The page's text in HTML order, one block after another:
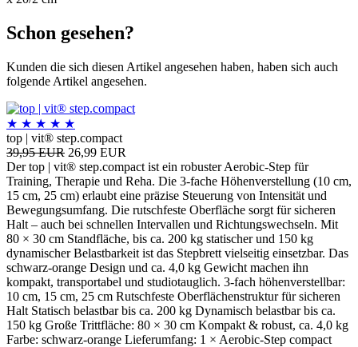
Schon gesehen?
Kunden die sich diesen Artikel angesehen haben, haben sich auch
folgende Artikel angesehen.
★ ★ ★ ★ ★
top | vit® step.compact
39,95 EUR 26,99 EUR
Der top | vit® step.compact ist ein robuster Aerobic-Step für
Training, Therapie und Reha. Die 3-fache Höhenverstellung (10 cm,
15 cm, 25 cm) erlaubt eine präzise Steuerung von Intensität und
Bewegungsumfang. Die rutschfeste Oberfläche sorgt für sicheren
Halt – auch bei schnellen Intervallen und Richtungswechseln. Mit
80 × 30 cm Standfläche, bis ca. 200 kg statischer und 150 kg
dynamischer Belastbarkeit ist das Stepbrett vielseitig einsetzbar. Das
schwarz-orange Design und ca. 4,0 kg Gewicht machen ihn
kompakt, transportabel und studio­tauglich. 3-fach höhenverstellbar:
10 cm, 15 cm, 25 cm Rutschfeste Oberflächenstruktur für sicheren
Halt Statisch belastbar bis ca. 200 kg Dynamisch belastbar bis ca.
150 kg Große Trittfläche: 80 × 30 cm Kompakt & robust, ca. 4,0 kg
Farbe: schwarz-orange Lieferumfang: 1 × Aerobic-Step compact